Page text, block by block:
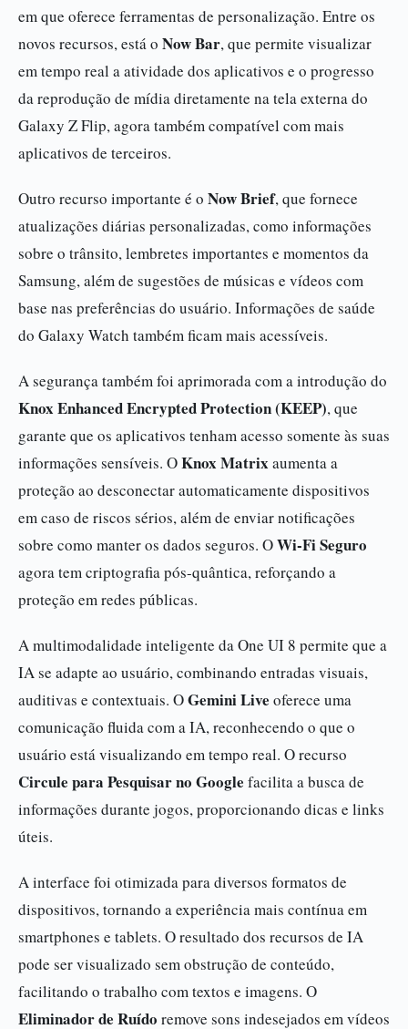
em que oferece ferramentas de personalização. Entre os
novos recursos, está o Now Bar, que permite visualizar
em tempo real a atividade dos aplicativos e o progresso
da reprodução de mídia diretamente na tela externa do
Galaxy Z Flip, agora também compatível com mais
aplicativos de terceiros.
Outro recurso importante é o Now Brief, que fornece
atualizações diárias personalizadas, como informações
sobre o trânsito, lembretes importantes e momentos da
Samsung, além de sugestões de músicas e vídeos com
base nas preferências do usuário. Informações de saúde
do Galaxy Watch também ficam mais acessíveis.
A segurança também foi aprimorada com a introdução do
Knox Enhanced Encrypted Protection (KEEP), que
garante que os aplicativos tenham acesso somente às suas
informações sensíveis. OKnox Matrixaumenta a
proteção ao desconectar automaticamente dispositivos
em caso de riscos sérios, além de enviar notificações
sobre como manter os dados seguros. OWi-Fi Seguro
agora tem criptografia pós-quântica, reforçando a
proteção em redes públicas.
A multimodalidade inteligente da One UI 8 permite que a
IA se adapte ao usuário, combinando entradas visuais,
auditivas e contextuais. OGemini Live oferece uma
comunicação fluida com a IA, reconhecendo o que o
usuário está visualizando em tempo real. O recurso
Circule para Pesquisar no Google facilita a busca de
informações durante jogos, proporcionando dicas e links
úteis.
A interface foi otimizada para diversos formatos de
dispositivos, tornando a experiência mais contínua em
smartphones e tablets. O resultado dos recursos de IA
pode ser visualizado sem obstrução de conteúdo,
facilitando o trabalho com textos e imagens. O
Eliminador de Ruído remove sons indesejados em vídeos